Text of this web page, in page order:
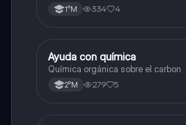
1°M 334 4
Química
Ayuda con química
Química orgánica sobre el carbon
2°M 279 5